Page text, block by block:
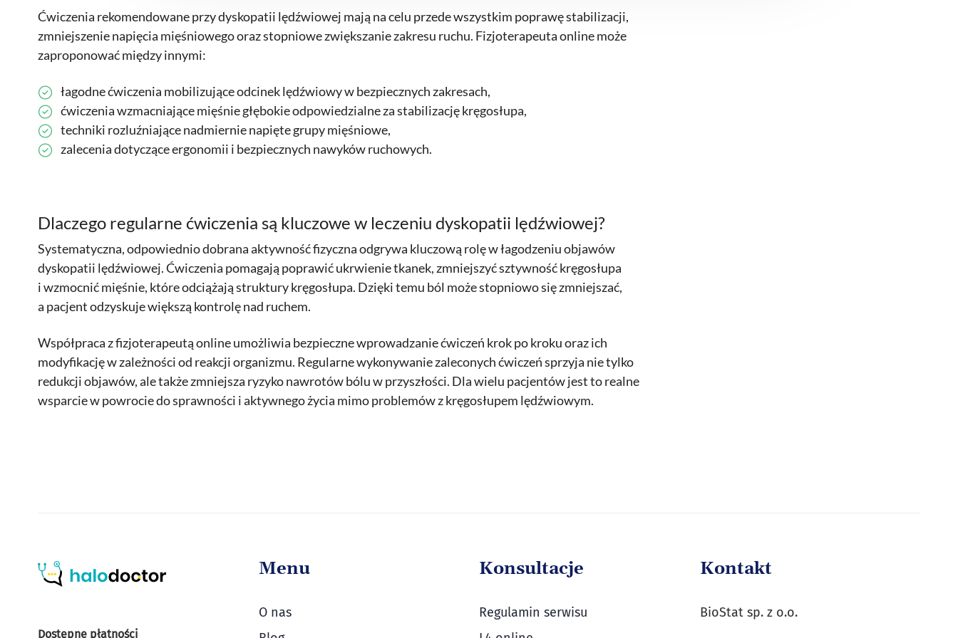
Ćwiczenia rekomendowane przy dyskopatii lędźwiowej mają na celu przede wszystkim poprawę stabilizacji,
zmniejszenie napięcia mięśniowego oraz stopniowe zwiększanie zakresu ruchu. Fizjoterapeuta online może
zaproponować między innymi:
łagodne ćwiczenia mobilizujące odcinek lędźwiowy w bezpiecznych zakresach,
ćwiczenia wzmacniające mięśnie głębokie odpowiedzialne za stabilizację kręgosłupa,
techniki rozluźniające nadmiernie napięte grupy mięśniowe,
zalecenia dotyczące ergonomii i bezpiecznych nawyków ruchowych.
Dlaczego regularne ćwiczenia są kluczowe w leczeniu dyskopatii lędźwiowej?
Systematyczna, odpowiednio dobrana aktywność fizyczna odgrywa kluczową rolę w łagodzeniu objawów
dyskopatii lędźwiowej. Ćwiczenia pomagają poprawić ukrwienie tkanek, zmniejszyć sztywność kręgosłupa
i wzmocnić mięśnie, które odciążają struktury kręgosłupa. Dzięki temu ból może stopniowo się zmniejszać,
a pacjent odzyskuje większą kontrolę nad ruchem.
Współpraca z fizjoterapeutą online umożliwia bezpieczne wprowadzanie ćwiczeń krok po kroku oraz ich
modyfikację w zależności od reakcji organizmu. Regularne wykonywanie zaleconych ćwiczeń sprzyja nie tylko
redukcji objawów, ale także zmniejsza ryzyko nawrotów bólu w przyszłości. Dla wielu pacjentów jest to realne
wsparcie w powrocie do sprawności i aktywnego życia mimo problemów z kręgosłupem lędźwiowym.
Dostępne płatności
Menu
O nas
Konsultacje
Regulamin serwisu
Kontakt
BioStat sp. z o.o.